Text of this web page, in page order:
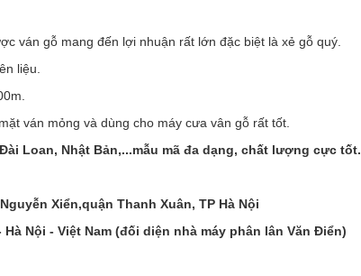
ván gỗ mang đến lợi nhuận rất lớn đặc biệt là xẻ gỗ quý.
liệu.
ván mỏng và dùng cho máy cưa vân gỗ rất tốt.
Loan, Nhật Bản,...mẫu mã đa dạng, chất lượng cực tốt.
Xiển,quận Thanh Xuân, TP Hà Nội
Nội - Việt Nam (đối diện nhà máy phân lân Văn Điển)